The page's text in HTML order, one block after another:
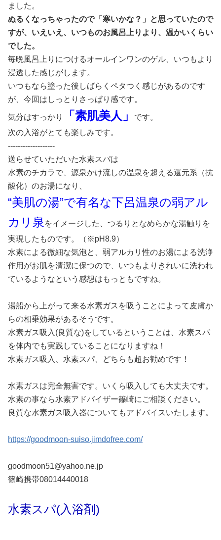
ました。
ぬるくなっちゃったので「寒いかな？」と思っていたので
すが、いえいえ、いつものお風呂上りより、温かいくらい
でした。
毎晩風呂上りにつけるオールインワンのゲル、いつもより
浸透した感じがします。
いつもなら塗った後しばらくペタつく感じがあるのです
が、今回はしっとりさっぱり感です。
気分はすっかり 「素肌美人」
です。
次の入浴がとても楽しみです。
-------------------
送らせていただいた水素スパは
水素のチカラで、源泉かけ流しの温泉を超える還元系（抗
酸化）のお湯になり、
“美肌の湯”で有名な下呂温泉の弱アル
カリ泉 をイメージした、つるりとなめらかな湯触りを
実現したものです。（※pH8.9）
水素による微細な気泡と、弱アルカリ性のお湯による洗浄
作用がお肌を清潔に保つので、いつもよりきれいに洗われ
ているようなという感想はもっともですね。
湯船から上がって来る水素ガスを吸うことによって皮膚か
らの相乗効果があるそうです。
水素ガス吸入(良質な)をしているということは、水素スパ
を体内でも実践していることになりますね！
水素ガス吸入、水素スパ、どちらも超お勧めです！
水素ガスは完全無害です。いくら吸入しても大丈夫です。
水素の事なら水素アドバイザー篠崎にご相談ください。
良質な水素ガス吸入器についてもアドバイスいたします。
https://goodmoon-suiso.jimdofree.com/
goodmoon51@yahoo.ne.jp
篠崎携帯08014440018
水素スパ(入浴剤)